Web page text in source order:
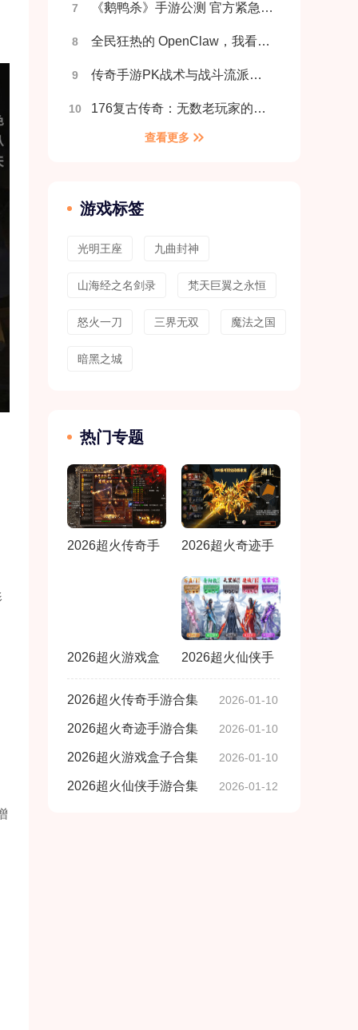
7 《鹅鸭杀》手游公测 官方紧急提示：ID交易存在账号被盗风险
8 全民狂热的 OpenClaw，我看到了 90 年代的“气功热”
9 传奇手游PK战术与战斗流派指南说明
10 176复古传奇：无数老玩家的青春经典，纯粹复古极致爽感
查看更多
游戏标签
光明王座 九曲封神
山海经之名剑录 ‌梵天巨翼之永恒
怒火一刀 三界无双 魔法之国
暗黑之城
热门专题
2026超火传奇手 2026超火奇迹手
游合集
2026超火游戏盒
子合集
2026超火仙侠手
游合集
2026超火传奇手游合集 2026-01-10
2026超火奇迹手游合集 2026-01-10
2026超火游戏盒子合集 2026-01-10
2026超火仙侠手游合集 2026-01-12